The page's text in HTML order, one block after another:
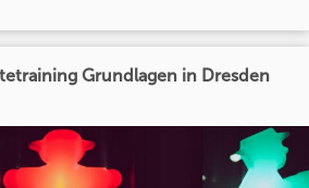
Grundlagen in Dresden